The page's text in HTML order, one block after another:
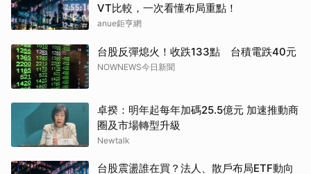
VT比較，一次看懂布局重點！
anue鉅亨網
台股反彈熄火！收跌133點 台積電跌40元
NOWNEWS今日新聞
卓揆：明年起每年加碼25.5億元 加速推動商
圈及市場轉型升級
Newtalk
台股震盪誰在買？法人、散戶布局ETF動向